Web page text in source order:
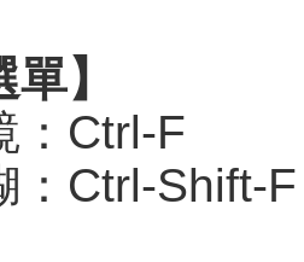
單】
：Ctrl-F
：Ctrl-Shift-F